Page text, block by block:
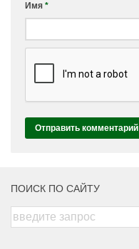
Имя *
ПОИСК ПО САЙТУ